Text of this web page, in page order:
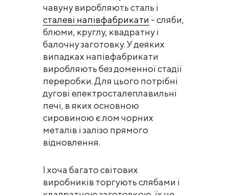
чавуну виробляють сталь і
сталеві напівфабрикати - сляби,
блюми, круглу, квадратну і
балочну заготовку. У деяких
випадках напівфабрикати
виробляють без доменної стадії
переробки. Для цього потрібні
дугові електросталеплавильні
печі, в яких основною
сировиною є лом чорних
металів і залізо прямого
відновлення.
І хоча багато світових
виробників торгують слябами і